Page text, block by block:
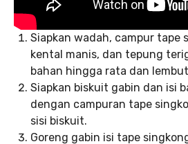
Siapkan wadah, campur tape
kental manis, dan tepung
bahan hingga rata dan
Siapkan biskuit gabin dan isi
dengan campuran tape
sisi biskuit.
Goreng gabin isi tape